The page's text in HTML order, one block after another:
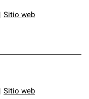
Sitio web
Sitio web